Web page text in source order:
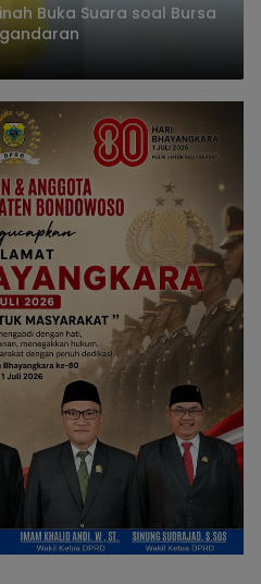
Buka Suara soal Bursa